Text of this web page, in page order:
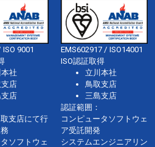
9001
社
店
店
支店にて行
ソフトウェ
EMS602917 / ISO14001
ISO認証取得
立川本社
鳥取支店
三島支店
認証範囲：
コンピュータソフトウェ
ア受託開発
システムエンジニアリン